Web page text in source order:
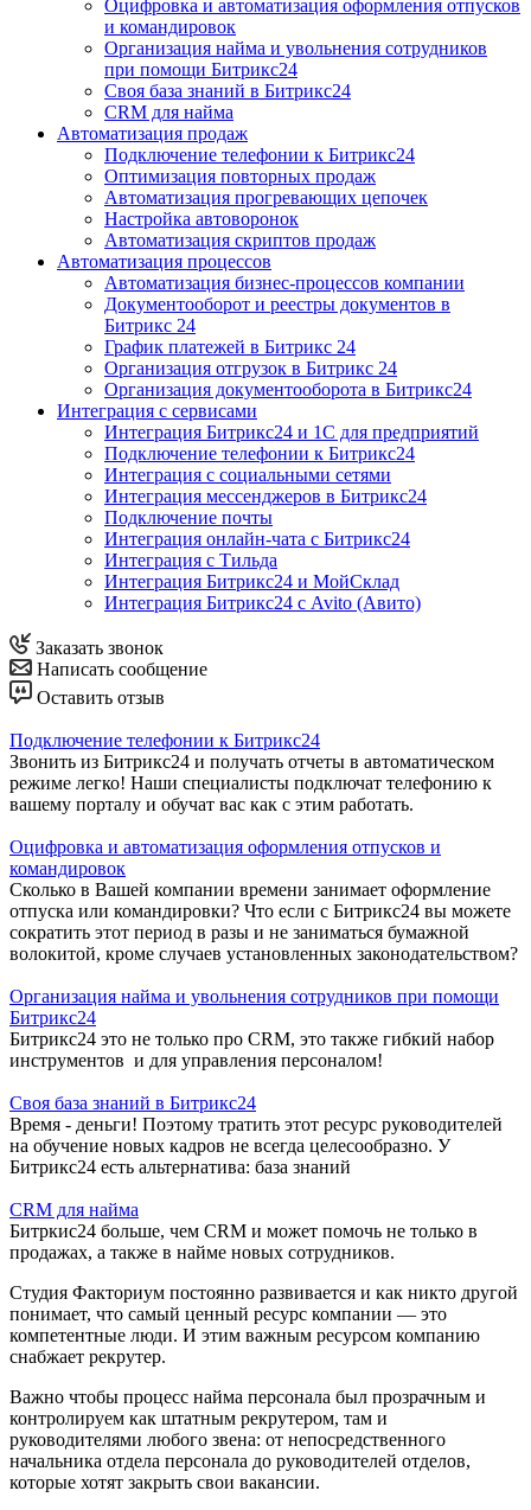
Оцифровка и автоматизация оформления отпусков
и командировок
Организация найма и увольнения сотрудников
при помощи Битрикс24
Своя база знаний в Битрикс24
CRM для найма
Автоматизация продаж
Подключение телефонии к Битрикс24
Оптимизация повторных продаж
Автоматизация прогревающих цепочек
Настройка автоворонок
Автоматизация скриптов продаж
Автоматизация процессов
Автоматизация бизнес-процессов компании
Документооборот и реестры документов в
Битрикс 24
График платежей в Битрикс 24
Организация отгрузок в Битрикс 24
Организация документооборота в Битрикс24
Интеграция с сервисами
Интеграция Битрикс24 и 1С для предприятий
Подключение телефонии к Битрикс24
Интеграция с социальными сетями
Интеграция мессенджеров в Битрикс24
Подключение почты
Интеграция онлайн-чата с Битрикс24
Интеграция с Тильда
Интеграция Битрикс24 и МойСклад
Интеграция Битрикс24 с Avito (Авито)
Заказать звонок
Написать сообщение
Оставить отзыв
Подключение телефонии к Битрикс24
Звонить из Битрикс24 и получать отчеты в автоматическом
режиме легко! Наши специалисты подключат телефонию к
вашему порталу и обучат вас как с этим работать.
Оцифровка и автоматизация оформления отпусков и
командировок
Сколько в Вашей компании времени занимает оформление
отпуска или командировки? Что если с Битрикс24 вы можете
сократить этот период в разы и не заниматься бумажной
волокитой, кроме случаев установленных законодательством?
Организация найма и увольнения сотрудников при помощи
Битрикс24
Битрикс24 это не только про CRM, это также гибкий набор
инструментов и для управления персоналом!
Своя база знаний в Битрикс24
Время - деньги! Поэтому тратить этот ресурс руководителей
на обучение новых кадров не всегда целесообразно. У
Битрикс24 есть альтернатива: база знаний
CRM для найма
Битркис24 больше, чем CRM и может помочь не только в
продажах, а также в найме новых сотрудников.
Студия Факториум постоянно развивается и как никто другой
понимает, что самый ценный ресурс компании — это
компетентные люди. И этим важным ресурсом компанию
снабжает рекрутер.
Важно чтобы процесс найма персонала был прозрачным и
контролируем как штатным рекрутером, там и
руководителями любого звена: от непосредственного
начальника отдела персонала до руководителей отделов,
которые хотят закрыть свои вакансии.